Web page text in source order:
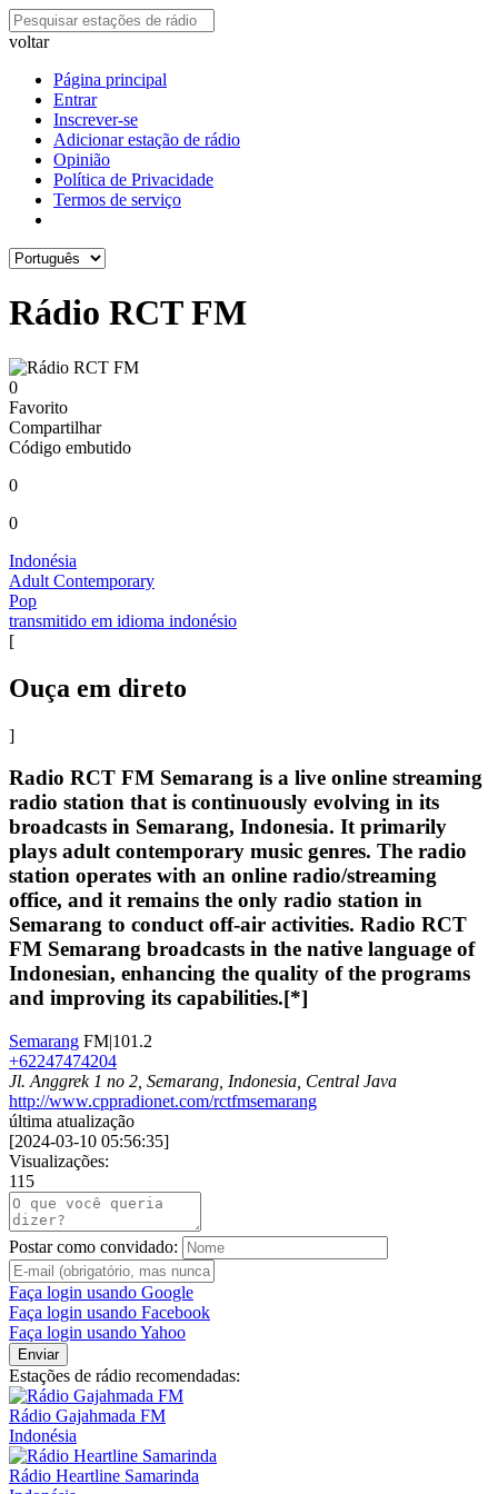
voltar
Página principal
Entrar
Inscrever-se
Adicionar estação de rádio
Opinião
Política de Privacidade
Termos de serviço
Rádio RCT FM
0
Favorito
Compartilhar
Código embutido
0
0
Indonésia
Adult Contemporary
Pop
transmitido em idioma indonésio
[
Ouça em direto
]
Radio RCT FM Semarang is a live online streaming
radio station that is continuously evolving in its
broadcasts in Semarang, Indonesia. It primarily
plays adult contemporary music genres. The radio
station operates with an online radio/streaming
office, and it remains the only radio station in
Semarang to conduct off-air activities. Radio RCT
FM Semarang broadcasts in the native language of
Indonesian, enhancing the quality of the programs
and improving its capabilities.[*]
Semarang FM|101.2
+62247474204
Jl. Anggrek 1 no 2, Semarang, Indonesia, Central Java
http://www.cppradionet.com/rctfmsemarang
última atualização
[2024-03-10 05:56:35]
Visualizações:
115
Postar como convidado:
Faça login usando Google
Faça login usando Facebook
Faça login usando Yahoo
Enviar
Estações de rádio recomendadas:
Rádio Gajahmada FM
Indonésia
Rádio Heartline Samarinda